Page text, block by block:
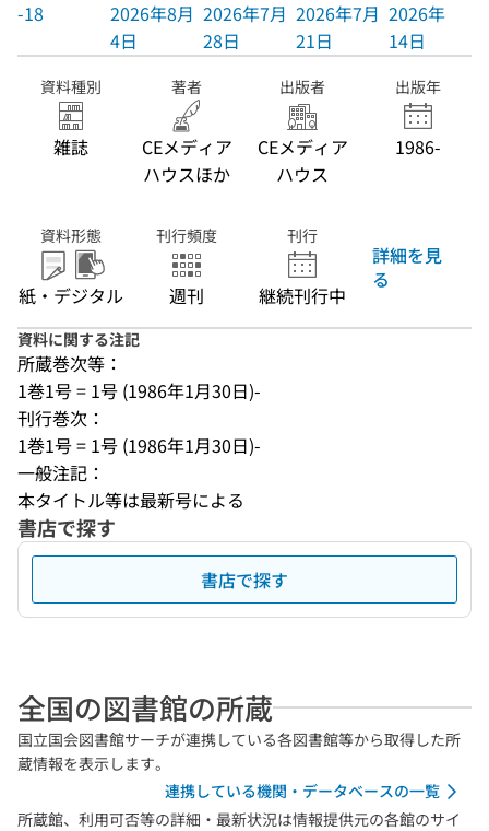
-18
2026年8月
4日
2026年7月
28日
2026年7月
21日
2026年7月
14日
資料種別
雑誌
著者
CEメディア
ハウスほか
出版者
CEメディア
ハウス
出版年
1986-
資料形態
紙・デジタル
刊行頻度
週刊
刊行
継続刊行中
詳細を見
る
資料に関する注記
所蔵巻次等：
1巻1号 = 1号 (1986年1月30日)-
刊行巻次：
1巻1号 = 1号 (1986年1月30日)-
一般注記：
本タイトル等は最新号による
書店で探す
書店で探す
全国の図書館の所蔵
国立国会図書館サーチが連携している各図書館等から取得した所
蔵情報を表示します。
連携している機関・データベースの一覧
所蔵館、利用可否等の詳細・最新状況は情報提供元の各館のサイ